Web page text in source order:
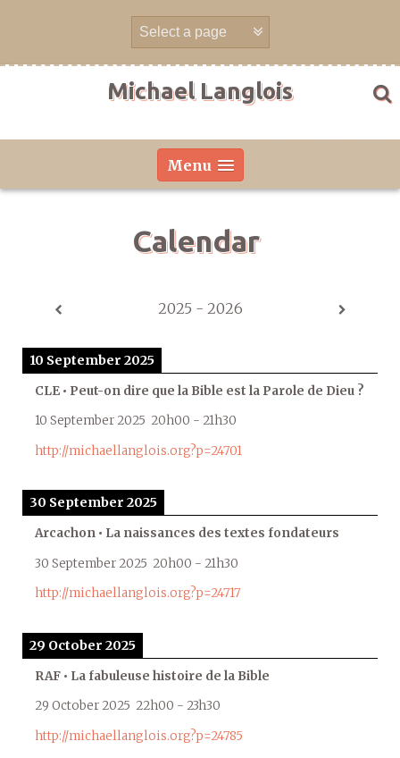
Michael Langlois
Menu
Calendar
2025 - 2026
10 September 2025
CLE • Peut-on dire que la Bible est la Parole de Dieu ?
10 September 2025 20h00 - 21h30
http://michaellanglois.org?p=24701
30 September 2025
Arcachon • La naissances des textes fondateurs
30 September 2025 20h00 - 21h30
http://michaellanglois.org?p=24717
29 October 2025
RAF • La fabuleuse histoire de la Bible
29 October 2025 22h00 - 23h30
http://michaellanglois.org?p=24785